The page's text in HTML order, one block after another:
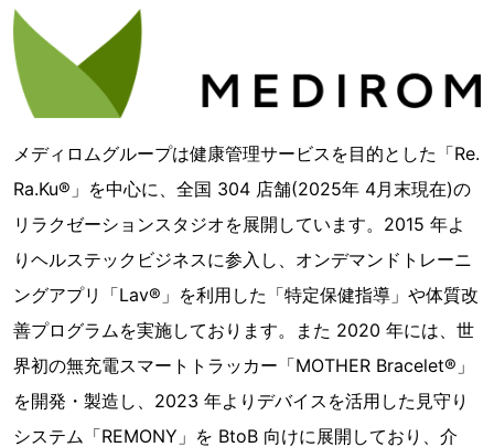
メディロムグループは健康管理サービスを目的とした「Re.
Ra.Ku®︎」を中心に、全国 304 店舗(2025年 4月末現在)の
リラクゼーションスタジオを展開しています。2015 年よ
りヘルステックビジネスに参入し、オンデマンドトレーニ
ングアプリ「Lav®︎」を利用した「特定保健指導」や体質改
善プログラムを実施しております。また 2020 年には、世
界初の無充電スマートトラッカー「MOTHER Bracelet®︎」
を開発・製造し、2023 年よりデバイスを活用した見守り
システム「REMONY」を BtoB 向けに展開しており、介